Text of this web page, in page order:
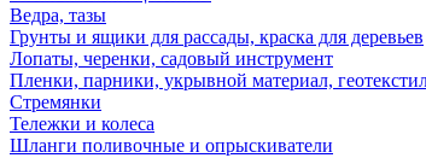
Ведра, тазы
Грунты и ящики для рассады, краска для деревьев
Лопаты, черенки, садовый инструмент
Пленки, парники, укрывной материал,
Стремянки
Тележки и колеса
Шланги поливочные и опрыскиватели